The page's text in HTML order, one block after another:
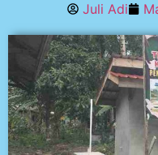
Juli Adi